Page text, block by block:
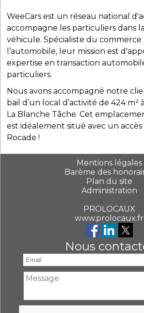
WeeCars est un réseau national
accompagne les particuliers dans
véhicule. Spécialiste du commerce
l’automobile, leur mission est
expertise en transaction
particuliers.
Nous avons accompagné notre
bail d’un local d’activité de 424 m²
La Blanche Tâche. Cet
est idéalement situé avec un accès
Rocade !
Mentions légales
Barème des
Plan du site
Administration
PROLOCAUX
www.prolocaux.fr
Nous